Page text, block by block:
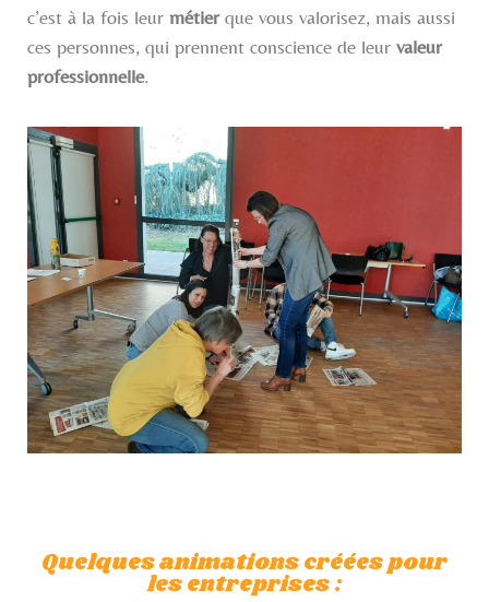
c’est à la fois leur métierque vous valorisez, mais aussi
ces personnes, qui prennent conscience de leur valeur
professionnelle.
Quelques animations créées pour
les entreprises :